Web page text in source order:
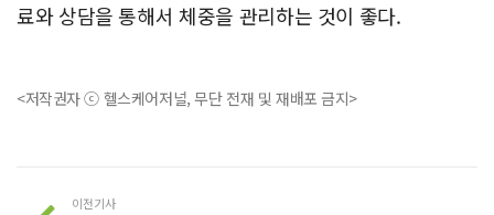
료와 상담을 통해서 체중을 관리하는 것이 좋다.
<저작권자 ⓒ 헬스케어저널, 무단 전재 및 재배포 금지>
이전기사